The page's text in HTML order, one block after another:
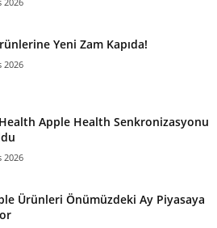
Yeni Zam Kapıda!
2026
Apple Health Senkronizasyonu
2026
Ürünleri Önümüzdeki Ay Piyasaya